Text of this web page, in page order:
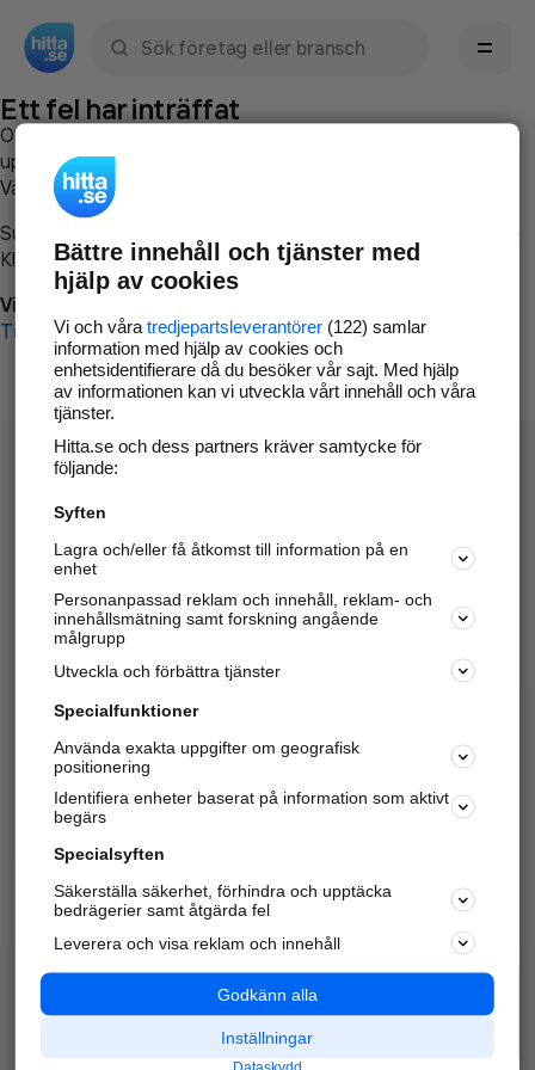
Ett fel har inträffat
Om du vill kan du
uppstod så att vi lättare och snabbare kan avhjälpa det.
Vänligen försök med följande:
Surfa till
Klicka påTillbaka-knappen i webbläsaren och försök igen
Vi beklagar besväret!
Till startsidan
Hitta.se - Gratis nummerupplysning.
Sök företag, personer och platser.
Hitta telefonnummer, adresser, företagsinfo mm.
Marknadsför företaget
Kom igång och annonsera mot
samarbetspartners nära dig.
Alla kategorier
Populära sökningar
API & Kartor
Annonsera
Integritet
Nödnummer
Bättre innehåll och tjänster med
hjälp av cookies
Vi och våra tredjepartsleverantörer(122) samlar
information med hjälp av cookies och
enhetsidentifierare då du besöker vår sajt. Med hjälp
av informationen kan vi utveckla vårt innehåll och våra
tjänster.
Hitta.se och dess partners kräver samtycke för
följande:
Syften
Lagra och/eller få åtkomst till information på en
enhet
Personanpassad reklam och innehåll, reklam- och
innehållsmätning samt forskning angående
målgrupp
Utveckla och förbättra tjänster
Specialfunktioner
Använda exakta uppgifter om geografisk
positionering
Identifiera enheter baserat på information som aktivt
begärs
Specialsyften
Säkerställa säkerhet, förhindra och upptäcka
bedrägerier samt åtgärda fel
Leverera och visa reklam och innehåll
Godkänn alla
Inställningar
Dataskydd